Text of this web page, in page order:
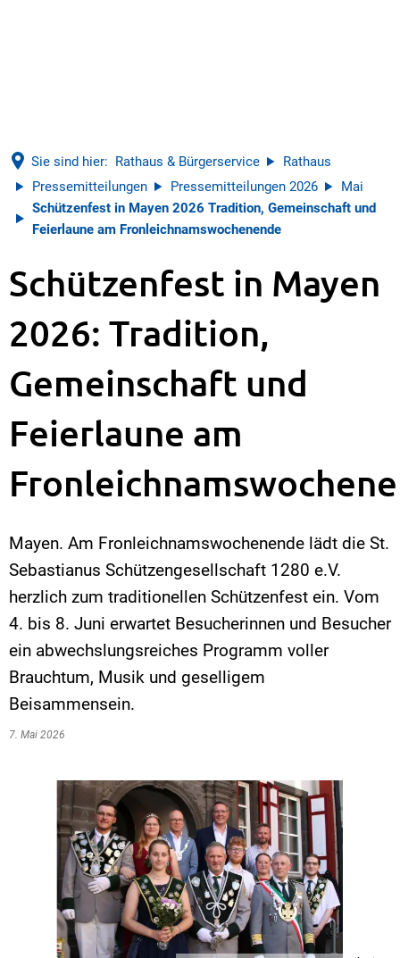
Sie sind hier: Rathaus & Bürgerservice
Rathaus
Pressemitteilungen
Pressemitteilungen 2026
Mai
Schützenfest in Mayen 2026 Tradition, Gemeinschaft und
Feierlaune am Fronleichnamswochenende
Schützenfest in Mayen
2026: Tradition,
Gemeinschaft und
Feierlaune am
Mayen. Am Fronleichnamswochenende lädt die St.
Sebastianus Schützengesellschaft 1280 e.V.
herzlich zum traditionellen Schützenfest ein. Vom
4. bis 8. Juni erwartet Besucherinnen und Besucher
ein abwechslungsreiches Programm voller
Brauchtum, Musik und geselligem
Beisammensein.
7. Mai 2026